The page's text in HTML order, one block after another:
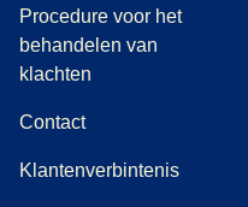
Procedure voor het
behandelen van
klachten
Contact
Klantenverbintenis